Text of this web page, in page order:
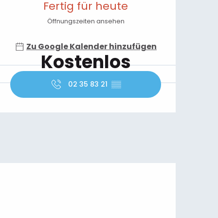
Fertig für heute
Öffnungszeiten ansehen
Zu Google Kalender hinzufügen
Kostenlos
02 35 83 21 ▒▒